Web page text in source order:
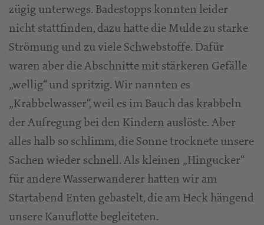
zügig unterwegs. Badestopps konnten leider
nicht stattfinden, dazu hatte die Mulde zu starke
Strömung und zu viele Schwebstoffe. Dafür
waren aber die Abschnitte mit stärkeren Gefälle
„wellig“ und spritzig. Wir nannten es
„Krabbelwasser“, weil es im Bauch das krabbeln
der Aufregung bei den Kindern auslöste. Aber
alles halb so schlimm, die Sonne trocknete unsere
Sachen wieder schnell. Als kleinen „Hingucker“
für andere Wasserwanderer hatten wir am
Startabend Enten gebastelt, die am Heck hängend
unsere Kanuflotte begleiteten.